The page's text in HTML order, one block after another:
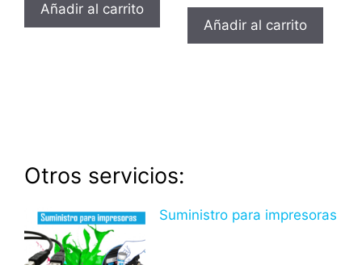
Añadir al carrito
Añadir al carrito
Otros servicios:
Suministro para impresoras